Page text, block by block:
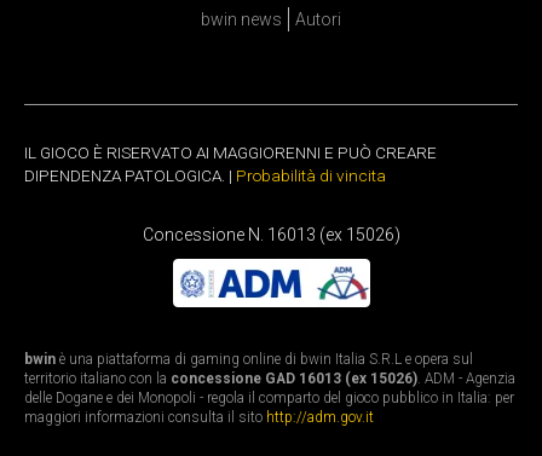
bwin news Autori
IL GIOCO È RISERVATO AI MAGGIORENNI E PUÒ CREARE
DIPENDENZA PATOLOGICA. | Probabilità di vincita
Concessione N. 16013 (ex 15026)
bwin è una piattaforma di gaming online di bwin Italia S.R.L e opera sul
territorio italiano con la concessione GAD 16013 (ex 15026). ADM - Agenzia
delle Dogane e dei Monopoli - regola il comparto del gioco pubblico in Italia: per
maggiori informazioni consulta il sito http://adm.gov.it